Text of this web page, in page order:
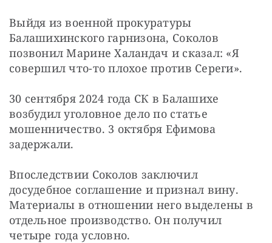
Выйдя из военной прокуратуры
Балашихинского гарнизона, Соколов
позвонил Марине Халандач и сказал: «Я
совершил что-то плохое против Сереги».
30 сентября 2024 года СК в Балашихе
возбудил уголовное дело по статье
мошенничество. 3 октября Ефимова
задержали.
Впоследствии Соколов заключил
досудебное соглашение и признал вину.
Материалы в отношении него выделены в
отдельное производство. Он получил
четыре года условно.